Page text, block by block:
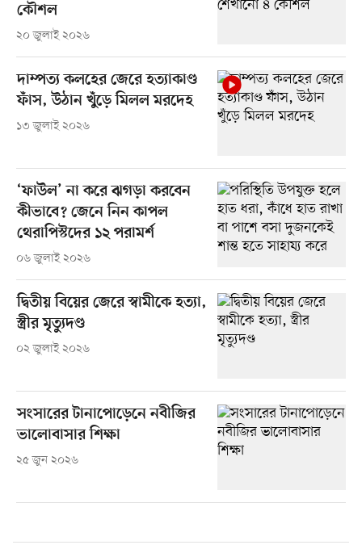
কৌশল
২০ জুলাই ২০২৬
দাম্পত্য কলহের জেরে হত্যাকাণ্ড
ফাঁস, উঠান খুঁড়ে মিলল মরদেহ
১৩ জুলাই ২০২৬
‘ফাউল’ না করে ঝগড়া করবেন
কীভাবে? জেনে নিন কাপল
থেরাপিস্টদের ১২ পরামর্শ
০৬ জুলাই ২০২৬
দ্বিতীয় বিয়ের জেরে স্বামীকে হত্যা,
স্ত্রীর মৃত্যুদণ্ড
০২ জুলাই ২০২৬
সংসারের টানাপোড়েনে নবীজির
ভালোবাসার শিক্ষা
২৫ জুন ২০২৬